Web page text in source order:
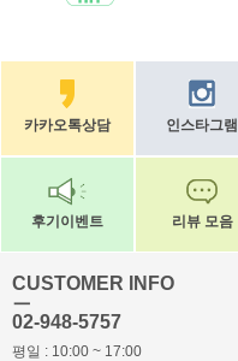
카카오톡상담 인스타그램
후기이벤트 리뷰 모음
CUSTOMER INFO
ㅡ
02-948-5757
평일 : 10:00 ~ 17:00